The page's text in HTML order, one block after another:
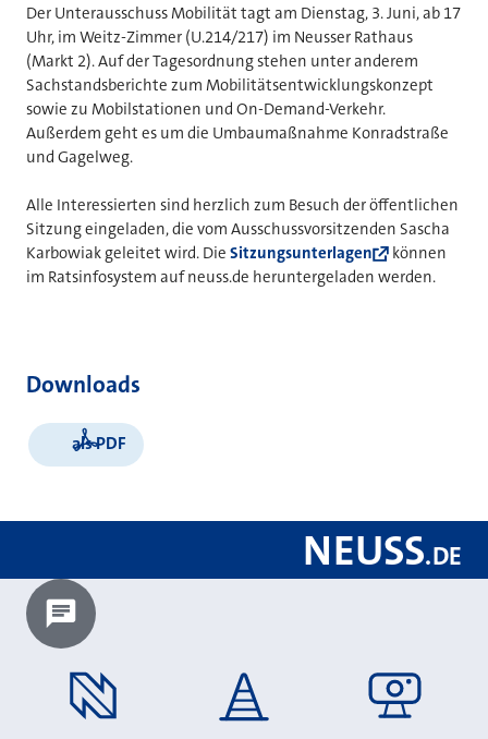
Der Unterausschuss Mobilität tagt am Dienstag, 3. Juni, ab 17
Uhr, im Weitz-Zimmer (U.214/217) im Neusser Rathaus
(Markt 2). Auf der Tagesordnung stehen unter anderem
Sachstandsberichte zum Mobilitätsentwicklungskonzept
sowie zu Mobilstationen und On-Demand-Verkehr.
Außerdem geht es um die Umbaumaßnahme Konradstraße
und Gagelweg.
Alle Interessierten sind herzlich zum Besuch der öffentlichen
Sitzung eingeladen, die vom Ausschussvorsitzenden Sascha
Karbowiak geleitet wird. Die Sitzungsunterlagen
können
im Ratsinfosystem auf neuss.de heruntergeladen werden.
Downloads
als PDF
NEUSS.DE
Chatbot laden?